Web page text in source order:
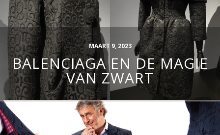
MAART 9, 2023
BALENCIAGA EN DE MAGIE
VAN ZWART